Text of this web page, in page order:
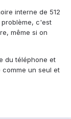
interne de 512
problème, c'est
même si on
du téléphone et
un seul et